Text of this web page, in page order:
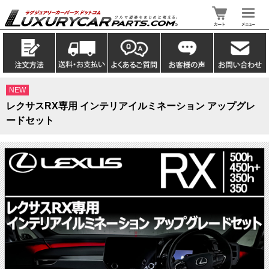
NEW
レクサスRX専用 インテリアイルミネーション アップグレ
ードセット